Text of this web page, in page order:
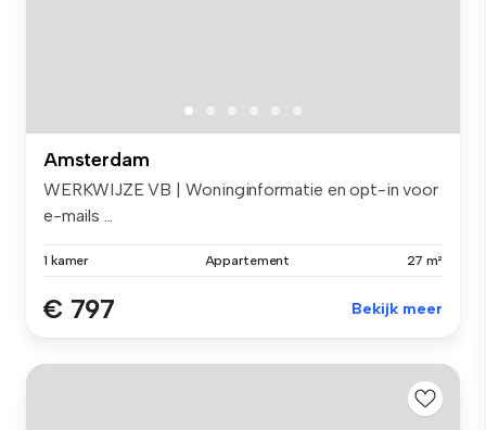
Amsterdam
WERKWIJZE VB | Woninginformatie en opt-in voor
e-mails ...
1 kamer Appartement 27 m²
€ 797 Bekijk meer